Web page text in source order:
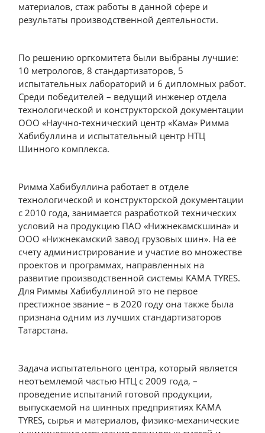
материалов, стаж работы в данной сфере и
результаты производственной деятельности.
По решению оргкомитета были выбраны лучшие:
10 метрологов, 8 стандартизаторов, 5
испытательных лабораторий и 6 дипломных работ.
Среди победителей – ведущий инженер отдела
технологической и конструкторской документации
ООО «Научно-технический центр «Кама» Римма
Хабибуллина и испытательный центр НТЦ
Шинного комплекса.
Римма Хабибуллина работает в отделе
технологической и конструкторской документации
с 2010 года, занимается разработкой технических
условий на продукцию ПАО «Нижнекамскшина» и
ООО «Нижнекамский завод грузовых шин». На ее
счету администрирование и участие во множестве
проектов и программах, направленных на
развитие производственной системы KAMA TYRES.
Для Риммы Хабибуллиной это не первое
престижное звание – в 2020 году она также была
признана одним из лучших стандартизаторов
Татарстана.
Задача испытательного центра, который является
неотъемлемой частью НТЦ с 2009 года, –
проведение испытаний готовой продукции,
выпускаемой на шинных предприятиях KAMA
TYRES, сырья и материалов, физико-механические